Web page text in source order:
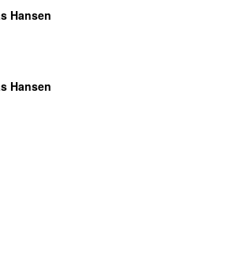
Hansen
Hansen